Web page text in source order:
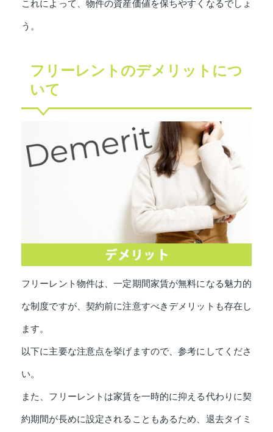
これによって、物件の資産価値を保ちやすくなるでしょ
う。
フリーレントのデメリットにつ
いて
フリーレント物件は、一定期間家賃が無料になる魅力的
な制度ですが、契約前に注意すべきデメリットも存在し
ます。
以下に主要な注意点を挙げますので、参考にしてくださ
い。
また、フリーレントは家賃を一時的に抑える代わりに契
約期間が長めに設定されることもあるため、退去タイミ